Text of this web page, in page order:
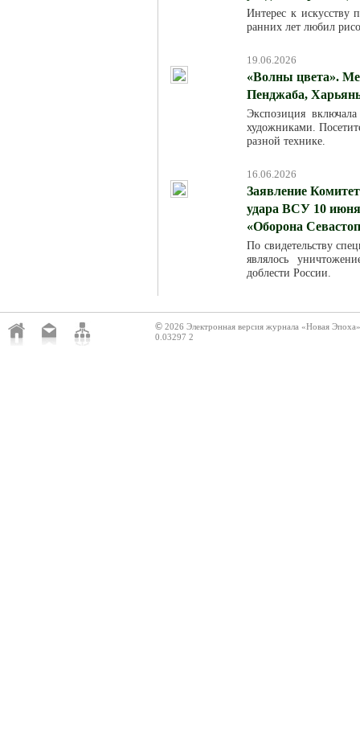
Интерес к искусству
ранних лет любил
19.06.2026
«Волны цвета».
Пенджаба,
Экспозиция
художниками.
разной технике.
16.06.2026
Заявление
удара ВСУ 10
«Оборона
По свидетельству
являлось
доблести России.
© 2026 Электронная версия журнала «Новая Эпоха»
0.03297 2